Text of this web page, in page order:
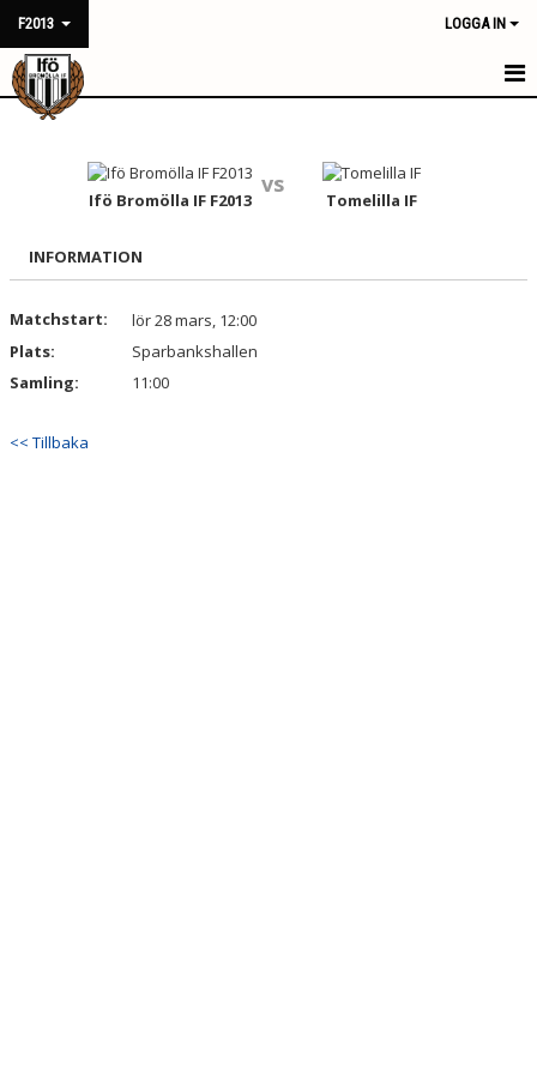
F2013 LOGGA IN
HEM
MATCHER
TRUPPEN
BILDGALLERI
Ifö Bromölla IF F2013
vs
Tomelilla IF
INFORMATION
Matchstart:
lör 28 mars, 12:00
Plats:
Sparbankshallen
Samling:
11:00
<< Tillbaka